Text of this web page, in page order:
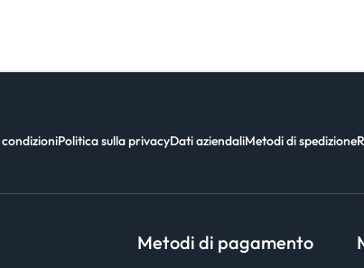
Politica sulla privacyDati aziendaliMetodi di spedizione
Metodi di pagamento